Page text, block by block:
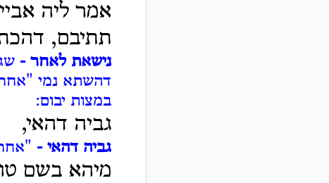
אמר ליה
תתיבם,
נישאת לאחר -
דהשתא נמי
במצות יבום:
גביה דהאי,
גביה דהאי -
מיהא בשם